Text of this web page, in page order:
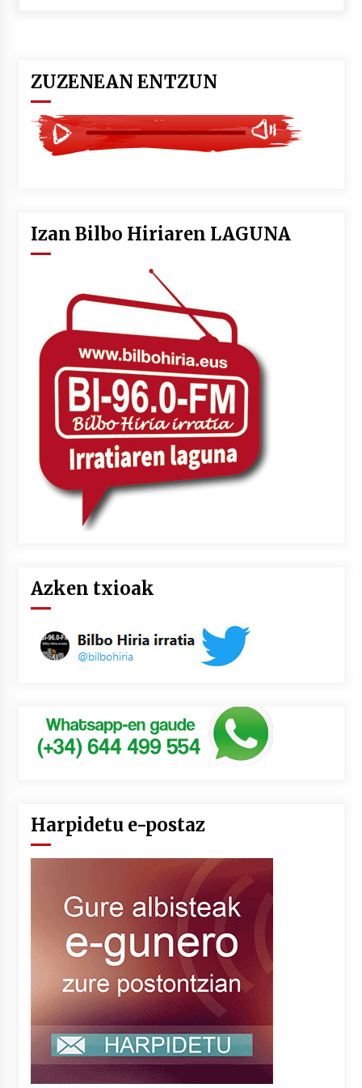
Larunbatean Plentziako Itsas Martxa ospatuko
da
2026/07/07
2026/07/07
Uribitarte40 aretoan
2026/07/03
SOINUGELA: Paul McCartney eta Ringo Starr-en
lan berriak
2026/07/03
MUSIBLA #297: Bide, Boards Of Canada, Somak,
Tiga, Twisted Teens, Underscores, Habia
2026/07/02
ZUZENEAN ENTZUN
Izan Bilbo Hiriaren LAGUNA
Azken txioak
Harpidetu e-postaz